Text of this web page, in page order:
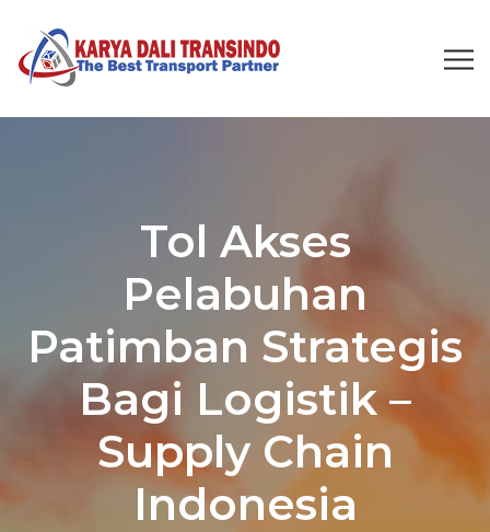
Tol Akses
Pelabuhan
Patimban Strategis
Bagi Logistik –
Supply Chain
Indonesia